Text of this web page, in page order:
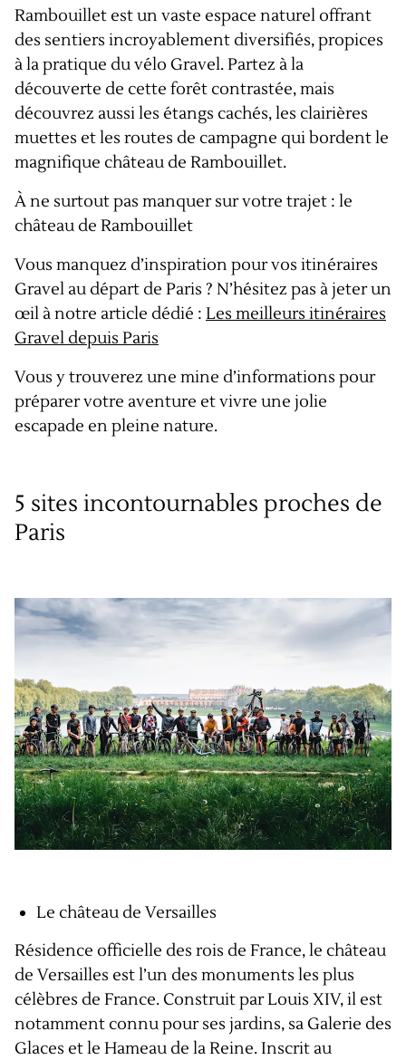
Rambouillet est un vaste espace naturel offrant
des sentiers incroyablement diversifiés, propices
à la pratique du vélo Gravel. Partez à la
découverte de cette forêt contrastée, mais
découvrez aussi les étangs cachés, les clairières
muettes et les routes de campagne qui bordent le
magnifique château de Rambouillet.
À ne surtout pas manquer sur votre trajet : le
château de Rambouillet
Vous manquez d’inspiration pour vos itinéraires
Gravel au départ de Paris ? N’hésitez pas à jeter un
œil à notre article dédié : Les meilleurs itinéraires
Gravel depuis Paris
Vous y trouverez une mine d’informations pour
préparer votre aventure et vivre une jolie
escapade en pleine nature.
5 sites incontournables proches de
Paris
Le château de Versailles
Résidence officielle des rois de France, le château
de Versailles est l’un des monuments les plus
célèbres de France. Construit par Louis XIV, il est
notamment connu pour ses jardins, sa Galerie des
Glaces et le Hameau de la Reine. Inscrit au